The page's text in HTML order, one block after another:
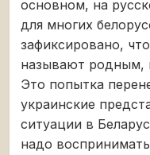
основном, на
для многих
зафиксировано,
называют родным,
Это попытка
украинские
ситуации в
надо